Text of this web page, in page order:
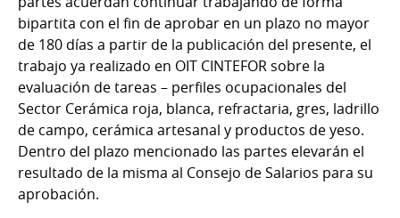
bipartita con el fin de aprobar en un plazo no mayor
de 180 días a partir de la publicación del presente, el
trabajo ya realizado en OIT CINTEFOR sobre la
evaluación de tareas – perfiles ocupacionales del
Sector Cerámica roja, blanca, refractaria, gres, ladrillo
de campo, cerámica artesanal y productos de yeso.
Dentro del plazo mencionado las partes elevarán el
resultado de la misma al Consejo de Salarios para su
aprobación.